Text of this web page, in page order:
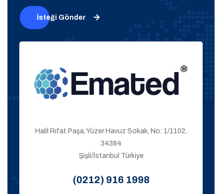
İsteği Gönder
Halil Rıfat Paşa, Yüzer Havuz Sokak, No: 1/1102,
34384
Şişli/İstanbul Türkiye
(0212) 916 1998